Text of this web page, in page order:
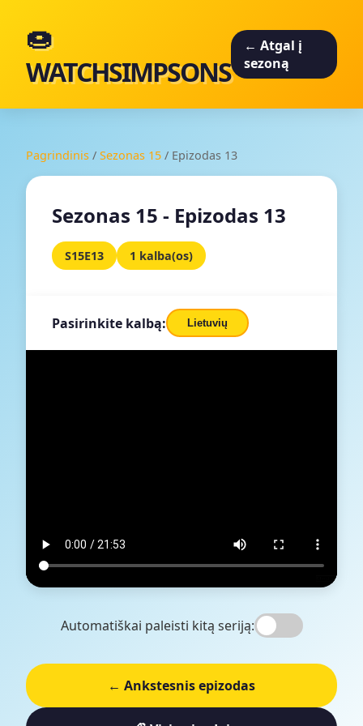
🍩
WATCHSIMPSONS
← Atgal į
sezoną
Pagrindinis / Sezonas 15 / Epizodas 13
Sezonas 15 - Epizodas 13
S15E13 1 kalba(os)
Pasirinkite kalbą: Lietuvių
Automatiškai paleisti kitą seriją:
← Ankstesnis epizodas